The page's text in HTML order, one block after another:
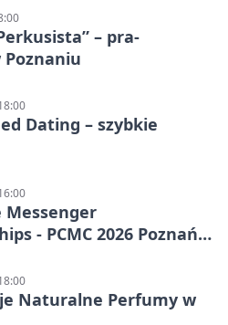
– pra-
Dating – szybkie
Messenger
- PCMC 2026 Poznań:
Naturalne Perfumy w